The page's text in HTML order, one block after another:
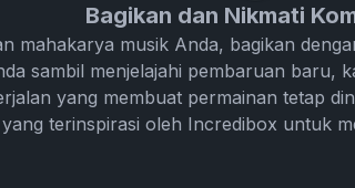
Bagikan dan Nikmati
mahakarya musik Anda, bagikan
sambil menjelajahi pembaruan baru,
yang membuat permainan tetap
terinspirasi oleh Incredibox untuk